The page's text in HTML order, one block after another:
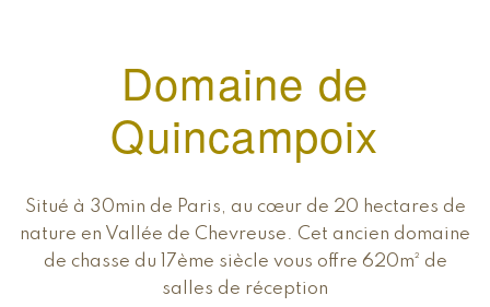
Domaine de
Quincampoix
Situé à 30min de Paris, au cœur de 20 hectares de
nature en Vallée de Chevreuse. Cet ancien domaine
de chasse du 17ème siècle vous offre 620m² de
salles de réception